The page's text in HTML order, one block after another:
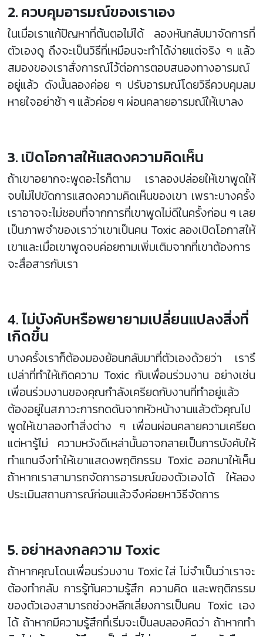
2. ควบคุมอารมณ์ของเราเอง
ในเมื่อเราแก้ปัญหาที่ต้นตอไม่ได้ ลองหันกลับมาจัดการที่
ตัวเองดู ถึงจะเป็นวิธีที่เหมือนจะทำได้ง่ายแต่จริง ๆ แล้ว
สมองของเราสั่งการณ์ไว้ต่อการตอบสนองทางอารมณ์
อยู่แล้ว ดังนั้นลองค่อย ๆ ปรับอารมณ์โดยวิธีควบคุมลม
หายใจอย่าช้า ๆ แล้วค่อย ๆ ผ่อนคลายอารมณ์ให้เบาลง
3. เปิดโอกาสให้แสดงความคิดเห็น
ถ้าเขาอยากจะพูดอะไรก็ตาม เราลองปล่อยให้เขาพูดให้
จบไม่ไปขัดการแสดงความคิดเห็นของเขา เพราะบางครั้ง
เราอาจจะไม่ชอบที่จากการที่เขาพูดไม่ดีในครั้งก่อน ๆ เลย
เป็นภาพจำของเราว่าเขาเป็นคน Toxic ลองเปิดโอกาสให้
เขาและเมื่อเขาพูดจบค่อยถามเพิ่มเติมจากที่เขาต้องการ
จะสื่อสารกับเรา
4. ไม่บังคับหรือพยายามเปลี่ยนแปลงสิ่งที่
เกิดขึ้น
บางครั้งเราก็ต้องมองย้อนกลับมาที่ตัวเองด้วยว่า เรารึ
เปล่าที่ทำให้เกิดความ Toxic กับเพื่อนร่วมงาน อย่างเช่น
เพื่อนร่วมงานของคุณกำลังเครียดกับงานที่ทำอยู่แล้ว
ต้องอยู่ในสภาวะการกดดันจากหัวหน้างานแล้วตัวคุณไป
พูดให้เขาลองทำสิ่งต่าง ๆ เพื่อนผ่อนคลายความเครียด
แต่หารู้ไม่ ความหวังดีเหล่านั้นอาจกลายเป็นการบังคับให้
ทำแทนจึงทำให้เขาแสดงพฤติกรรม Toxic ออกมาให้เห็น
ถ้าหากเราสามารถจัดการอารมณ์ของตัวเองได้ ให้ลอง
ประเมินสถานการณ์ก่อนแล้วจึงค่อยหาวิธีจัดการ
5. อย่าหลงกลความ Toxic
ถ้าหากคุณโดนเพื่อนร่วมงาน Toxic ใส่ ไม่จำเป็นว่าเราจะ
ต้องทำกลับ การรู้ทันความรู้สึก ความคิด และพฤติกรรม
ของตัวเองสามารถช่วงหลีกเลี่ยงการเป็นคน Toxic เอง
ได้ ถ้าหากมีความรู้สึกที่เริ่มจะเป็นลบลองคิดว่า ถ้าหากทำ